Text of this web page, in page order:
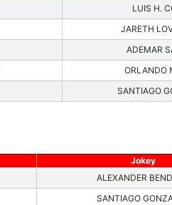
LUIS H.
JARETH
ADEMAR
ORLANDO
SANTIAGO
Jokey
ALEXANDER
SANTIAGO